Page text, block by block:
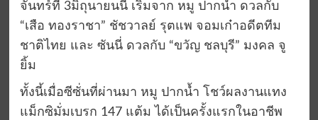
จันทร์ที่ 3มิถุนายนนี้ เริ่มจาก หมู ปากน้ำ ดวลกับ
“เสือ ทองราชา” ชัชวาลย์ รุตแพ จอมเก๋าอดีตทีม
ชาติไทย และ ซันนี่ ดวลกับ “ขวัญ ชลบุรี” มงคล จู
ยิ้ม
ทั้งนี้เมื่อซีซั่นที่ผ่านมา หมู ปากน้ำ โชว์ผลงานแทง
แม็กซิมั่มเบรก 147 แต้ม ได้เป็นครั้งแรกในอาชีพ